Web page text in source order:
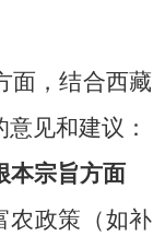
面，结合西藏
见和建议：
本宗旨方面
农政策（如补